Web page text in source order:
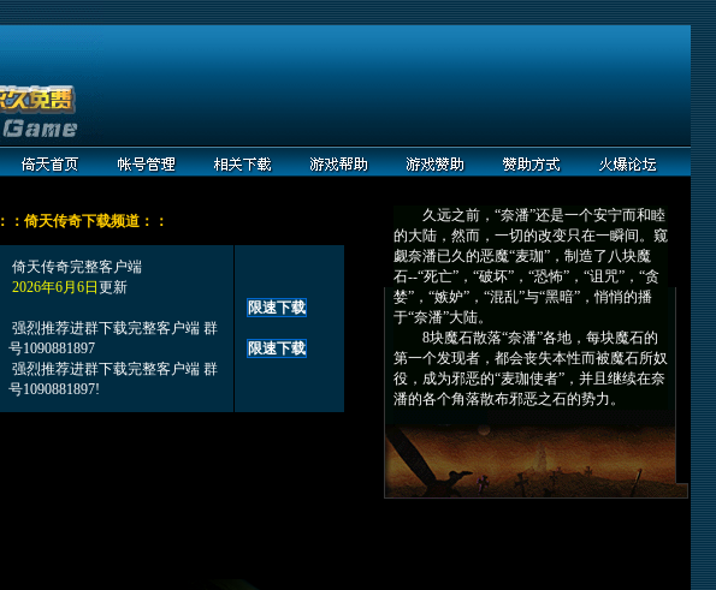
：：倚天传奇下载频道：：
倚天传奇完整客户端
2026年6月6日 更新
强烈推荐进群下载完整客户端 群
号1090881897
强烈推荐进群下载完整客户端 群
号1090881897!
限速下载
限速下载
久远之前，“奈潘”还是一个安宁而和睦
的大陆，然而，一切的改变只在一瞬间。窥
觑奈潘已久的恶魔“麦珈”，制造了八块魔
石--“死亡”，“破坏”，“恐怖”，“诅咒”，“贪
婪”，“嫉妒”，“混乱”与“黑暗”，悄悄的播
于“奈潘”大陆。
8块魔石散落“奈潘”各地，每块魔石的
第一个发现者，都会丧失本性而被魔石所奴
役，成为邪恶的“麦珈使者”，并且继续在奈
潘的各个角落散布邪恶之石的势力。